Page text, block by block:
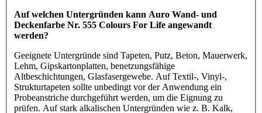
Auf welchen Untergründen kann Auro Wand- und
Deckenfarbe Nr. 555 Colours For Life angewandt
werden?
Geeignete Untergründe sind Tapeten, Putz, Beton, Mauerwerk,
Lehm, Gipskartonplatten, benetzungsfähige
Altbeschichtungen, Glasfasergewebe. Auf Textil-, Vinyl-,
Strukturtapeten sollte unbedingt vor der Anwendung ein
Probeanstriche durchgeführt werden, um die Eignung zu
prüfen. Auf stark alkalischen Untergründen wie z. B. Kalk,